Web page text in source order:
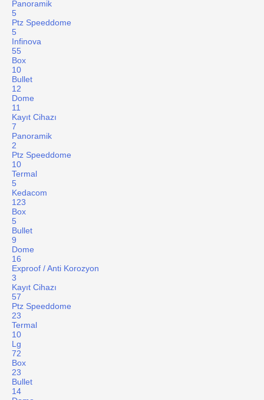
Panoramik
5
Ptz Speeddome
5
Infinova
55
Box
10
Bullet
12
Dome
11
Kayıt Cihazı
7
Panoramik
2
Ptz Speeddome
10
Termal
5
Kedacom
123
Box
5
Bullet
9
Dome
16
Exproof / Anti Korozyon
3
Kayıt Cihazı
57
Ptz Speeddome
23
Termal
10
Lg
72
Box
23
Bullet
14